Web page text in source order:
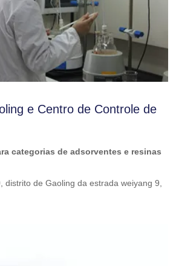
e Centro de Controle de
categorias de adsorventes e resinas
distrito de Gaoling da estrada weiyang 9,